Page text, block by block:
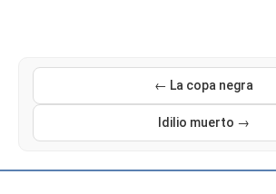
← La copa negra
Idilio muerto →